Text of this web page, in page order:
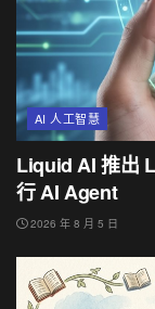
AI 人工智慧
Liquid AI 推出
行 AI Agent
2026 年 8 月 5 日